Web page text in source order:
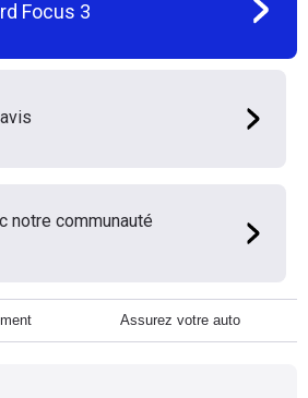
Focus 3
notre communauté
Assurez votre auto